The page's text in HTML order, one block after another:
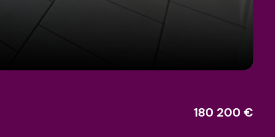
180 200 €